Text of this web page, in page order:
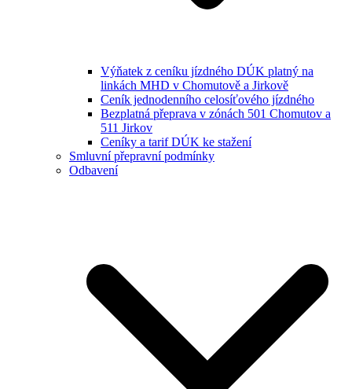
Výňatek z ceníku jízdného DÚK platný na
linkách MHD v Chomutově a Jirkově
Ceník jednodenního celosíťového jízdného
Bezplatná přeprava v zónách 501 Chomutov a
511 Jirkov
Ceníky a tarif DÚK ke stažení
Smluvní přepravní podmínky
Odbavení